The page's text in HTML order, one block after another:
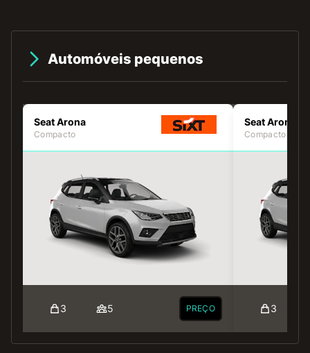
Automóveis pequenos
Seat Arona
Compacto
3 5 PREÇO
Seat Arona
Compacto
3